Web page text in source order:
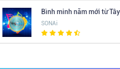
SONAi